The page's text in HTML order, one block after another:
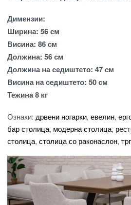
Димензии:
Ширина: 56 см
Висина: 86 см
Должина: 56 см
Должина на седиштето: 47 см
Висина на седиштето: 50 см
Тежина 8 кг
Ознаки: дрвени ногарки, евелин,
бар столица, модерна столица,
столица, столица со раконаслон,